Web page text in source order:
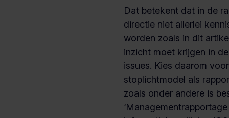
Dat betekent dat in de
directie niet allerlei
worden zoals in dit
inzicht moet krijgen in
issues. Kies daarom
stoplichtmodel als
zoals onder andere is